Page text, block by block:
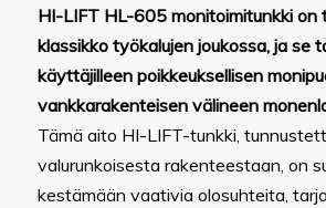
HI-LIFT HL-605 monitoimitunkki on
klassikko työkalujen joukossa, ja se
käyttäjilleen poikkeuksellisen
vankkarakenteisen välineen
Tämä aito HI-LIFT-tunkki,
valurunkoisesta rakenteestaan, on
kestämään vaativia olosuhteita,